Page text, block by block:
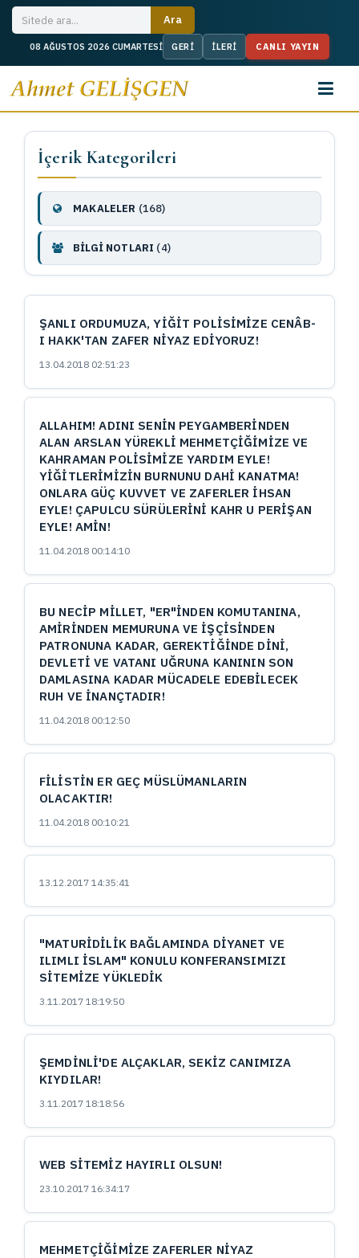
08 AĞUSTOS 2026 CUMARTESİ CANLI YAYIN
İçerik Kategorileri
MAKALELER (168)
BİLGİ NOTLARI (4)
ŞANLI ORDUMUZA, YİĞİT POLİSİMİZE CENÂB-
I HAKK'TAN ZAFER NİYAZ EDİYORUZ!
13.04.2018 02:51:23
ALLAHIM! ADINI SENİN PEYGAMBERİNDEN
ALAN ARSLAN YÜREKLİ MEHMETÇİĞİMİZE VE
KAHRAMAN POLİSİMİZE YARDIM EYLE!
YİĞİTLERİMİZİN BURNUNU DAHİ KANATMA!
ONLARA GÜÇ KUVVET VE ZAFERLER İHSAN
EYLE! ÇAPULCU SÜRÜLERİNİ KAHR U PERİŞAN
EYLE! AMİN!
11.04.2018 00:14:10
BU NECİP MİLLET, "ER"İNDEN KOMUTANINA,
AMİRİNDEN MEMURUNA VE İŞÇİSİNDEN
PATRONUNA KADAR, GEREKTİĞİNDE DİNİ,
DEVLETİ VE VATANI UĞRUNA KANININ SON
DAMLASINA KADAR MÜCADELE EDEBİLECEK
RUH VE İNANÇTADIR!
11.04.2018 00:12:50
FİLİSTİN ER GEÇ MÜSLÜMANLARIN
OLACAKTIR!
11.04.2018 00:10:21
13.12.2017 14:35:41
"MATURİDİLİK BAĞLAMINDA DİYANET VE
ILIMLI İSLAM" KONULU KONFERANSIMIZI
SİTEMİZE YÜKLEDİK
3.11.2017 18:19:50
ŞEMDİNLİ'DE ALÇAKLAR, SEKİZ CANIMIZA
KIYDILAR!
3.11.2017 18:18:56
WEB SİTEMİZ HAYIRLI OLSUN!
23.10.2017 16:34:17
MEHMETÇİĞİMİZE ZAFERLER NİYAZ